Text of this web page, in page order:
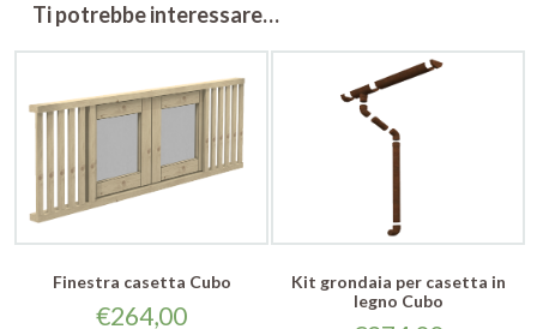
Ti potrebbe interessare…
Finestra casetta Cubo
€264,00
Kit grondaia per casetta in
legno Cubo